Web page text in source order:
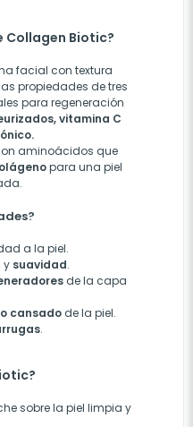
Collagen Biotic?
facial con textura
propiedades de tres
para regeneración
vitamina C
aminoácidos que
para una piel
a la piel.
y suavidad.
de la capa
cansado de la piel.
.
sobre la piel limpia y